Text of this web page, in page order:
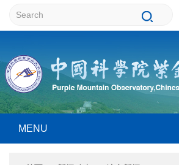
MENU